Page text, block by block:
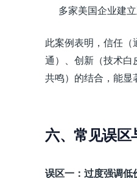
多家美国企业建
此案例表明，信任（
通）、创新（技术白
共鸣）的结合，能显
六、常见误区
误区一：过度强调低